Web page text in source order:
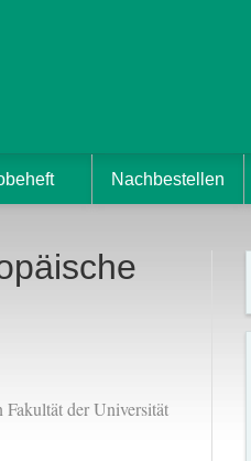
Nachbestellen
der Universität